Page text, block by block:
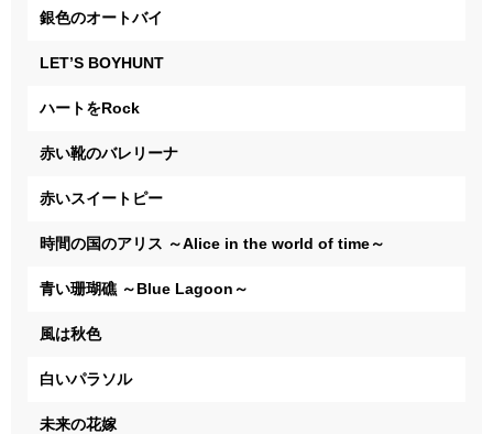
銀色のオートバイ
LET’S BOYHUNT
ハートをRock
赤い靴のバレリーナ
赤いスイートピー
時間の国のアリス ～Alice in the world of time～
青い珊瑚礁 ～Blue Lagoon～
風は秋色
白いパラソル
未来の花嫁